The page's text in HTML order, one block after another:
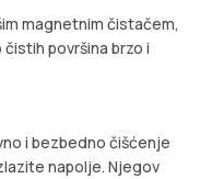
magnetnim čistačem,
površina brzo i
i bezbedno čišćenje
napolje. Njegov